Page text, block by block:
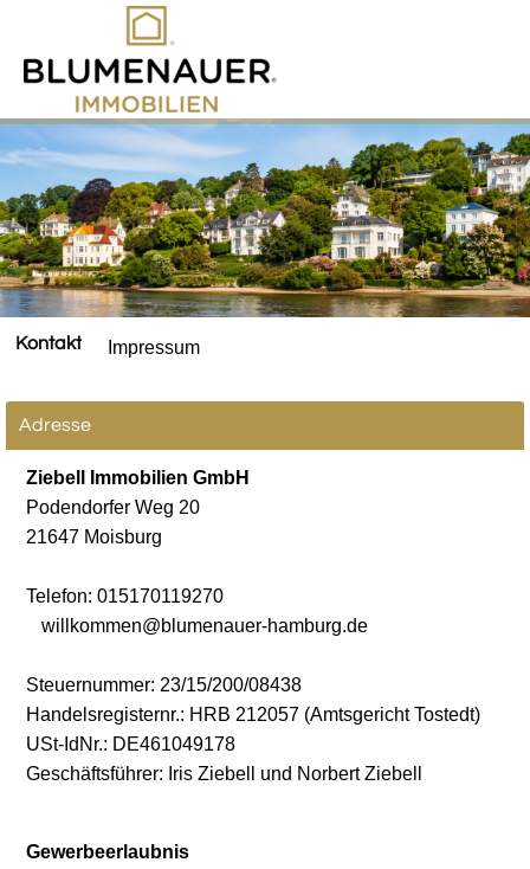
Kontakt Impressum
Adresse
Ziebell Immobilien GmbH
Podendorfer Weg 20
21647 Moisburg
Telefon: 015170119270
willkommen@blumenauer-hamburg.de
Steuernummer: 23/15/200/08438
Handelsregisternr.: HRB 212057 (Amtsgericht Tostedt)
USt-IdNr.: DE461049178
Geschäftsführer: Iris Ziebell und Norbert Ziebell
Gewerbeerlaubnis